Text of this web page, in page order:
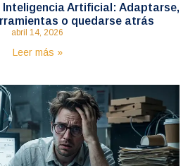
Inteligencia Artificial: Adaptarse,
o quedarse atrás
abril 14, 2026
Leer más »